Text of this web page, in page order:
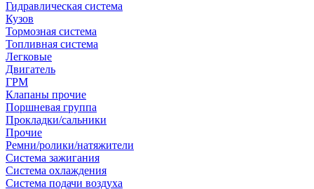
Гидравлическая система
Кузов
Тормозная система
Топливная система
Легковые
Двигатель
ГРМ
Клапаны прочие
Поршневая группа
Прокладки/сальники
Прочие
Ремни/ролики/натяжители
Система зажигания
Система охлаждения
Система подачи воздуха